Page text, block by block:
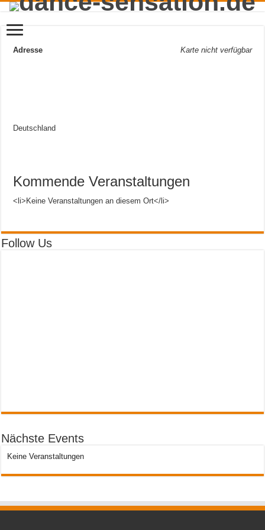
Karte nicht verfügbar
Adresse
Deutschland
Kommende Veranstaltungen
<li>Keine Veranstaltungen an diesem Ort</li>
Follow Us
Nächste Events
Keine Veranstaltungen